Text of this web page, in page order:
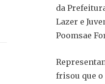
da
Lazer e
Poomsae
frisou que o